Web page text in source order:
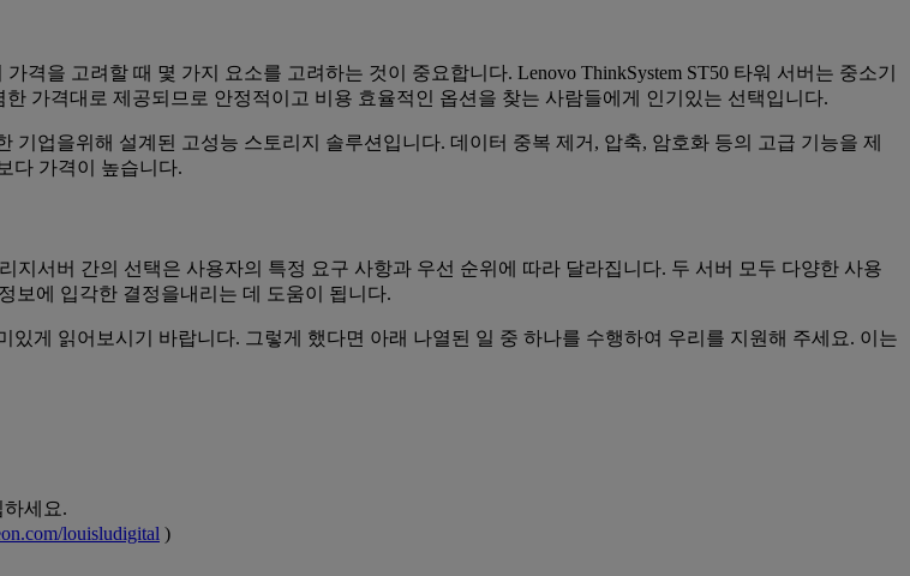
격을 고려할 때 몇 가지 요소를 고려하는 것이 중요합니다. Lenovo ThinkSystem ST50 타워 서버는 중소기
가격대로 제공되므로 안정적이고 비용 효율적인 옵션을 찾는 사람들에게 인기있는 선택입니다.
기업을위해 설계된 고성능 스토리지 솔루션입니다. 데이터 중복 제거, 압축, 암호화 등의 고급 기능을 제
다 가격이 높습니다.
지서버 간의 선택은 사용자의 특정 요구 사항과 우선 순위에 따라 달라집니다. 두 서버 모두 다양한 사용
보에 입각한 결정을내리는 데 도움이 됩니다.
게 읽어보시기 바랍니다. 그렇게 했다면 아래 나열된 일 중 하나를 수행하여 우리를 지원해 주세요. 이는
하세요.
louisludigital )